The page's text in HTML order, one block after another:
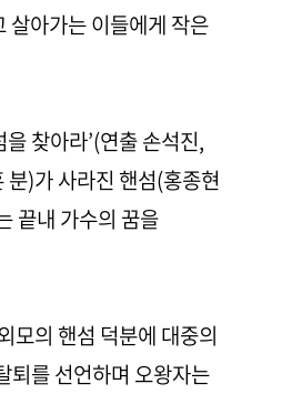
살아가는 이들에게 작은
찾아라’(연출 손석진,
)가 사라진 핸섬(홍종현
끝내 가수의 꿈을
모의 핸섬 덕분에 대중의
퇴를 선언하며 오왕자는